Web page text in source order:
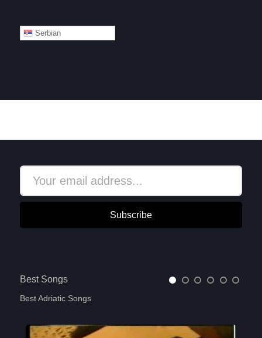
Serbian
Subscribe
Best Songs
Best Adriatic Songs